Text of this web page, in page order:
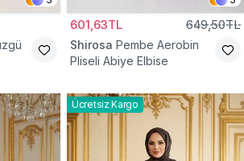
601,63TL 649,50TL
Shirosa Pembe Aerobin
Pliseli Abiye Elbise
Ücretsiz Kargo